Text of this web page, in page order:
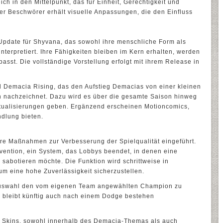
in den Mittelpunkt, das für Einheit, Gerechtigkeit und
Beschwörer erhält visuelle Anpassungen, die den Einfluss
für Shyvana, das sowohl ihre menschliche Form als
Ihre Fähigkeiten bleiben im Kern erhalten, werden
Die vollständige Vorstellung erfolgt mit ihrem Release in
Rising, das den Aufstieg Demacias von einer kleinen
Dazu wird es über die gesamte Saison hinweg
geben. Ergänzend erscheinen Motioncomics,
bieten.
Maßnahmen zur Verbesserung der Spielqualität eingeführt.
ein System, das Lobbys beendet, in denen eine
möchte. Die Funktion wird schrittweise in
eine hohe Zuverlässigkeit sicherzustellen.
den vom eigenen Team angewählten Champion zu
künftig auch nach einem Dodge bestehen
sowohl innerhalb des Demacia-Themas als auch